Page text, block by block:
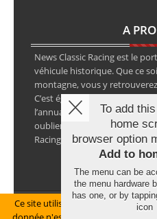
A
News Classic Racing est le
véhicule historique. Que ce
montagne, vous y
C’est également le calendrier
l’annuaire des spécialistes
oublier les petites annonces
Racing Annonces.
Mentions légales
Ce site utilise des cookies pour le
To add
home
browser option
Add to
The menu can be
the menu hardware
has one, or by
icon